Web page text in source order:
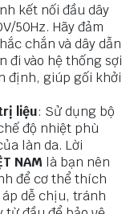
kết nối đầu dây
50Hz. Hãy đảm
chắn và dây dẫn
đi vào hệ thống sợi
định, giúp gối khởi
liệu: Sử dụng bộ
độ nhiệt phù
làn da. Lời
NAM là bạn nên
để cơ thể thích
dễ chịu, tránh